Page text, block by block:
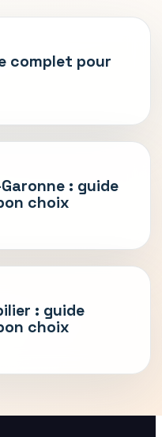
complet pour
: guide
choix
: guide
choix